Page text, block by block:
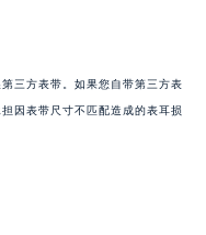
三方表带。如果您自带第三方表
因表带尺寸不匹配造成的表耳损